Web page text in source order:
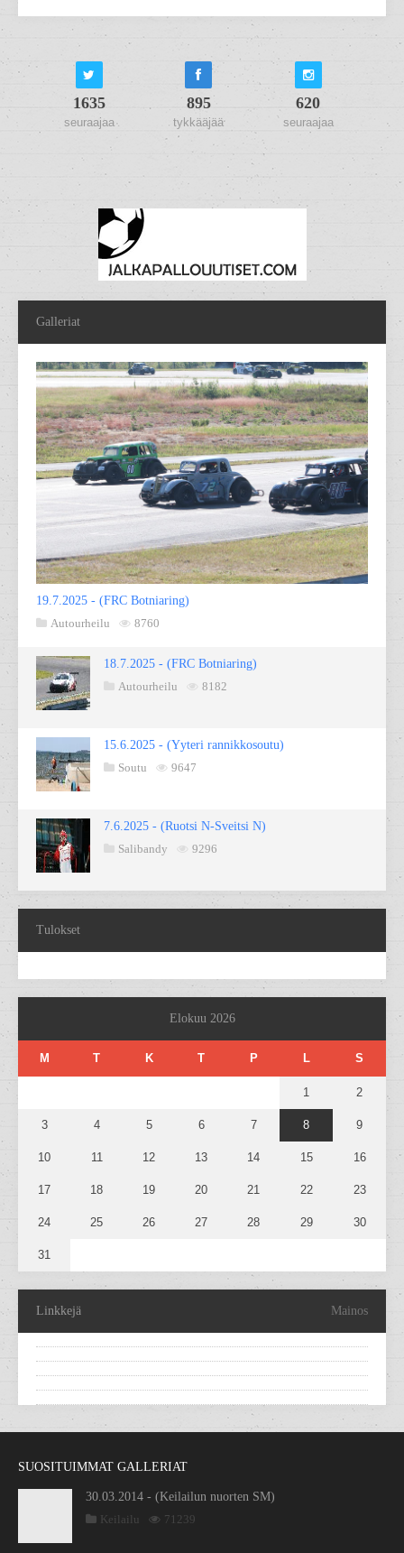
1635
seuraajaa
895
tykkääjää
620
seuraajaa
Galleriat
19.7.2025 - (FRC Botniaring)
Autourheilu
8760
18.7.2025 - (FRC Botniaring)
Autourheilu
8182
15.6.2025 - (Yyteri rannikkosoutu)
Soutu
9647
7.6.2025 - (Ruotsi N-Sveitsi N)
Salibandy
9296
Tulokset
Elokuu 2026
M T K T P L S
1 2
3 4 5 6 7 8 9
10 11 12 13 14 15 16
17 18 19 20 21 22 23
24 25 26 27 28 29 30
31
Linkkejä Mainos
SUOSITUIMMAT GALLERIAT
30.03.2014 - (Keilailun nuorten SM)
Keilailu
71239